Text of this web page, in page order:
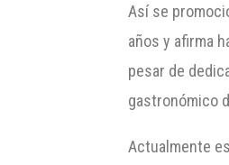
Así se
años y afirma
pesar de
gastronómico
Actualmente